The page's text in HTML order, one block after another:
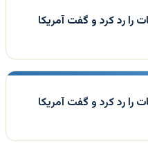
را رد کرد و گفت آمریکا
را رد کرد و گفت آمریکا